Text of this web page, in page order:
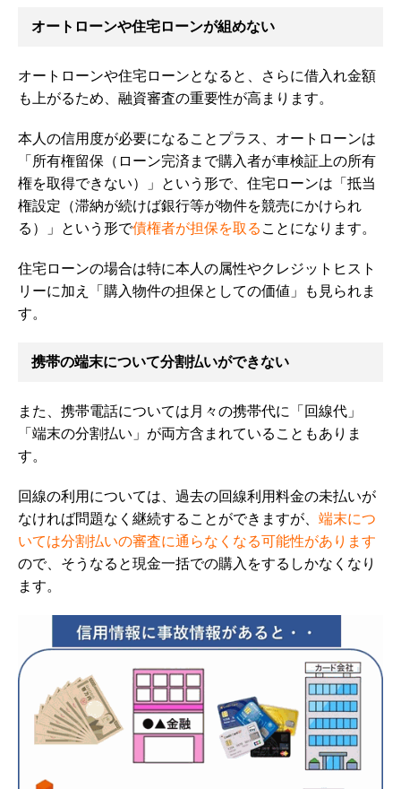
オートローンや住宅ローンが組めない
オートローンや住宅ローンとなると、さらに借入れ金額
も上がるため、融資審査の重要性が高まります。
本人の信用度が必要になることプラス、オートローンは
「所有権留保（ローン完済まで購入者が車検証上の所有
権を取得できない）」という形で、住宅ローンは「抵当
権設定（滞納が続けば銀行等が物件を競売にかけられ
る）」という形で債権者が担保を取る ことになります。
住宅ローンの場合は特に本人の属性やクレジットヒスト
リーに加え「購入物件の担保としての価値」も見られま
す。
携帯の端末について分割払いができない
また、携帯電話については月々の携帯代に「回線代」
「端末の分割払い」が両方含まれていることもありま
す。
回線の利用については、過去の回線利用料金の未払いが
なければ問題なく継続することができますが、 端末につ
いては分割払いの審査に通らなくなる可能性があります
ので、そうなると現金一括での購入をするしかなくなり
ます。